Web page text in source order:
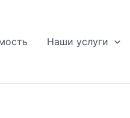
Наши услуги